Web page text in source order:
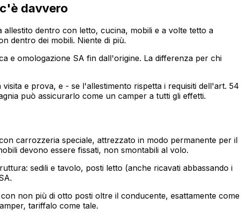
davvero
dentro con letto, cucina, mobili e a volte tetto a
dentro dei mobili. Niente di più.
e omologazione SA fin dall'origine. La differenza per chi
e prova, e - se l'allestimento rispetta i requisiti dell'art. 54
può assicurarlo come un camper a tutti gli effetti.
carrozzeria speciale, attrezzato in modo permanente per il
devono essere fissati, non smontabili al volo.
sedili e tavolo, posti letto (anche ricavati abbassando i
non più di otto posti oltre il conducente, esattamente come
tariffalo come tale.